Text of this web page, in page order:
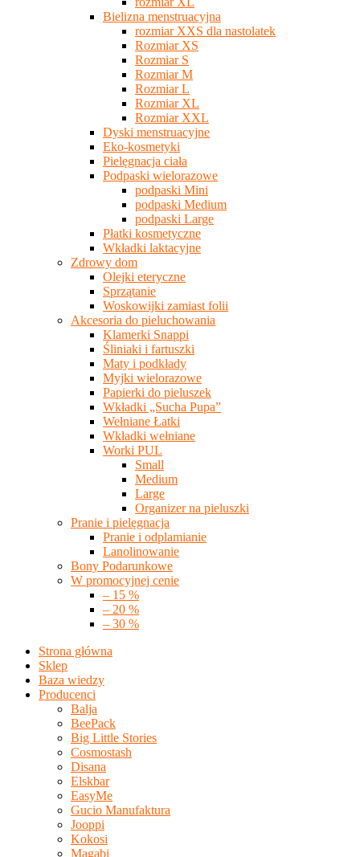
Bielizna menstruacyjna
rozmiar XXS dla nastolatek
Rozmiar XS
Rozmiar S
Rozmiar M
Rozmiar L
Rozmiar XL
Rozmiar XXL
Dyski menstruacyjne
Eko-kosmetyki
Pielęgnacja ciała
Podpaski wielorazowe
podpaski Mini
podpaski Medium
podpaski Large
Płatki kosmetyczne
Wkładki laktacyjne
Zdrowy dom
Olejki eteryczne
Sprzątanie
Woskowijki zamiast folii
Akcesoria do pieluchowania
Klamerki Snappi
Śliniaki i fartuszki
Maty i podkłady
Myjki wielorazowe
Papierki do pieluszek
Wkładki „Sucha Pupa”
Wełniane Łatki
Wkładki wełniane
Worki PUL
Small
Medium
Large
Organizer na pieluszki
Pranie i pielęgnacja
Pranie i odplamianie
Lanolinowanie
Bony Podarunkowe
W promocyjnej cenie
– 15 %
– 20 %
– 30 %
Strona główna
Sklep
Baza wiedzy
Producenci
Balja
BeePack
Big Little Stories
Cosmostash
Disana
Elskbar
EasyMe
Gucio Manufaktura
Jooppi
Kokosi
Magabi